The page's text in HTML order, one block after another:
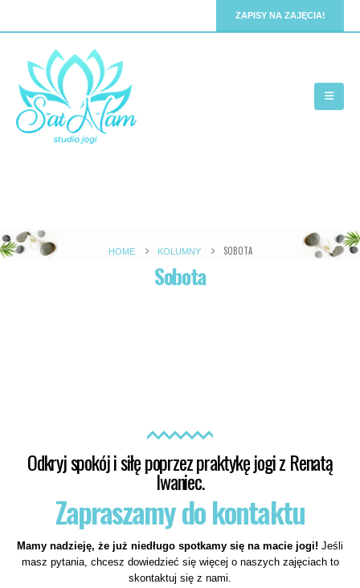
ZAPISY NA ZAJĘCIA!
HOME KOLUMNY SOBOTA
Sobota
Odkryj spokój i siłę poprzez praktykę jogi z Renatą
Iwaniec.
Zapraszamy do kontaktu
Mamy nadzieję, że już niedługo spotkamy się na macie jogi! Jeśli
masz pytania, chcesz dowiedzieć się więcej o naszych zajęciach to
skontaktuj się z nami.